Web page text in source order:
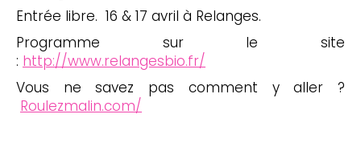
Entrée libre. 16 & 17 avril à Relanges.
Programme sur le site
: http://www.relangesbio.fr/
Vous ne savez pas comment y aller ?
Roulezmalin.com/